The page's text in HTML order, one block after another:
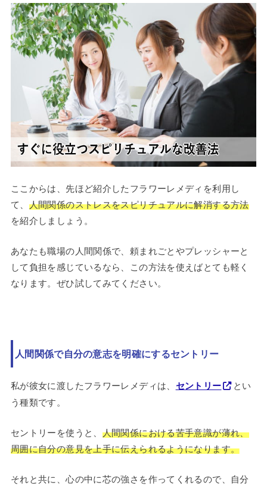
ここからは、先ほど紹介したフラワーレメディを利用し
て、 人間関係のストレスをスピリチュアルに解消する方法
を紹介しましょう。
あなたも職場の人間関係で、頼まれごとやプレッシャーと
して負担を感じているなら、この方法を使えばとても軽く
なります。ぜひ試してみてください。
人間関係で自分の意志を明確にするセントリー
私が彼女に渡したフラワーレメディは、 セントリー
とい
う種類です。
セントリーを使うと、 人間関係における苦手意識が薄れ、
周囲に自分の意見を上手に伝えられるようになります。
それと共に、心の中に芯の強さを作ってくれるので、自分